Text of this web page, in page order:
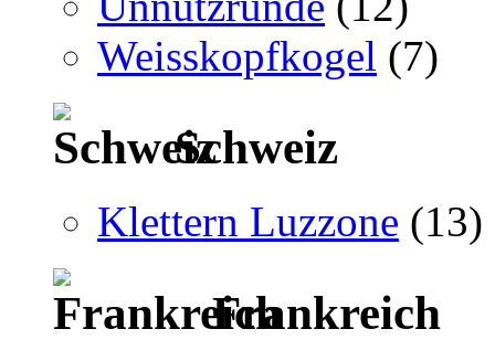
Weisskopfkogel (7)
Schweiz
Klettern Luzzone (13)
Frankreich